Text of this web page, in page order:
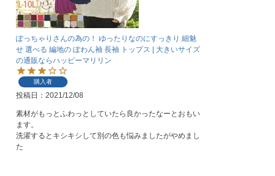
ぽっちゃりさんの為の！ ゆったりなのにすっきり 細魅
せ 選べる 編地の ぽわん袖 長袖 トップス | 大きいサイズ
の通販ならハッピーマリリン
購入者
投稿日 2021/12/08
素材がもっとふわっとしていたら良かったなーとおもい
ます。
洗濯するとキシキシして別の色も悩みましたがやめまし
た